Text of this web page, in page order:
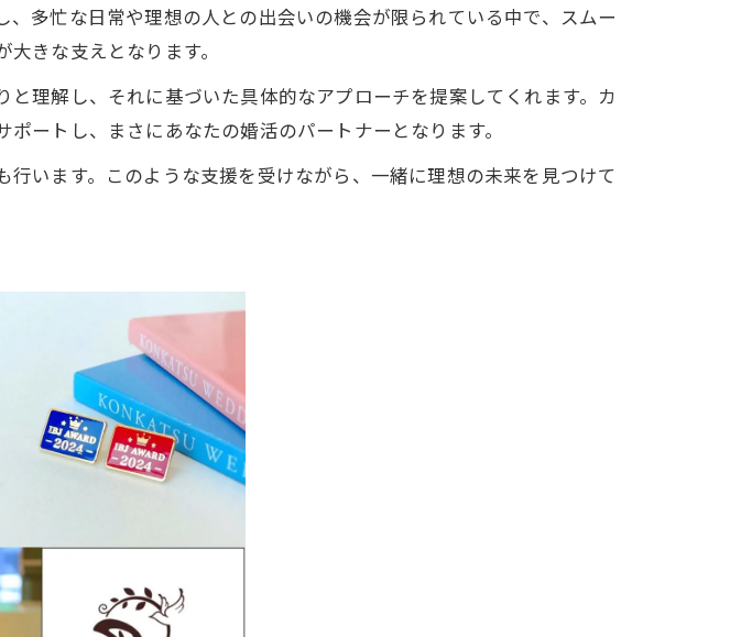
多忙な日常や理想の人との出会いの機会が限られている中で、スムー
きな支えとなります。
理解し、それに基づいた具体的なアプローチを提案してくれます。カ
ートし、まさにあなたの婚活のパートナーとなります。
います。このような支援を受けながら、一緒に理想の未来を見つけて